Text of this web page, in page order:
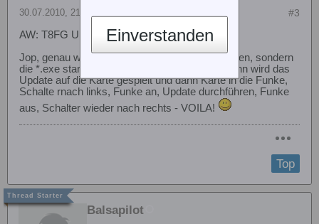
#3
30.07.2010, 21:10
AW: T8FG Update Probleme
Jop, genau wie don king sagt. Nicht draufkopieren, sondern
die *.exe starten die in der Zip Datei drin ist. Dann wird das
Update auf die Karte gespielt und dann Karte in die Funke,
Schalte rnach links, Funke an, Update durchführen, Funke
aus, Schalter wieder nach rechts - VOILA!
Top
Balsapilot
Einverstanden